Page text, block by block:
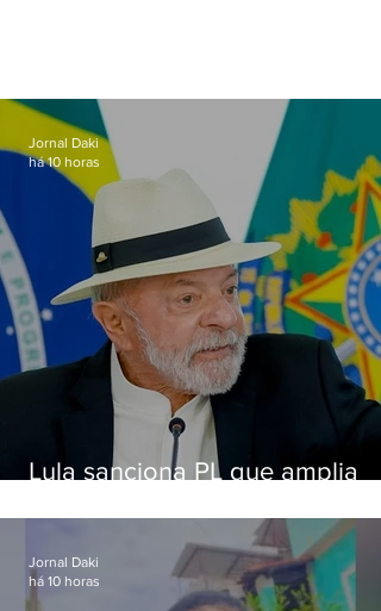
Lula sanciona PL que amplia
crianças
Jornal Daki
há 10 horas
Jornal Daki
há 10 horas